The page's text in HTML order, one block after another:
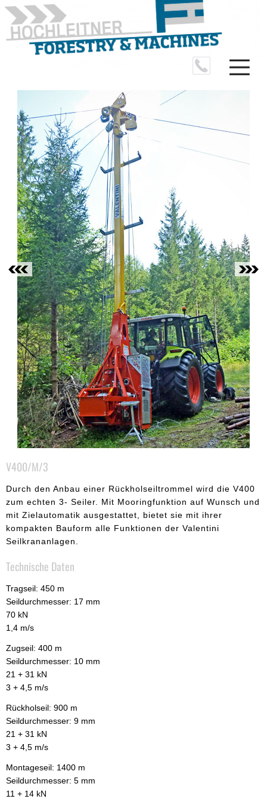
V400/M/3
Durch den Anbau einer Rückholseiltrommel wird die V400
zum echten 3- Seiler. Mit Mooringfunktion auf Wunsch und
mit Zielautomatik ausgestattet, bietet sie mit ihrer
kompakten Bauform alle Funktionen der Valentini
Seilkrananlagen.
Technische Daten
Tragseil: 450 m
Seildurchmesser: 17 mm
70 kN
1,4 m/s
Zugseil: 400 m
Seildurchmesser: 10 mm
21 + 31 kN
3 + 4,5 m/s
Rückholseil: 900 m
Seildurchmesser: 9 mm
21 + 31 kN
3 + 4,5 m/s
Montageseil: 1400 m
Seildurchmesser: 5 mm
11 + 14 kN